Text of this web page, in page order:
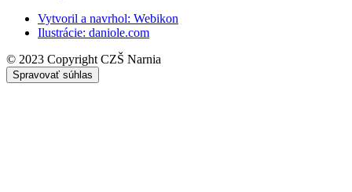
Vytvoril a navrhol: Webikon
Ilustrácie: daniole.com
© 2023 Copyright CZŠ Narnia
Spravovať súhlas